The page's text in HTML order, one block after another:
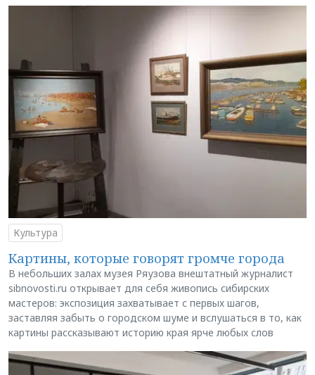
Культура
Картины, которые говорят громче города
В небольших залах музея Ряузова внештатный журналист
sibnovosti.ru открывает для себя живопись сибирских
мастеров: экспозиция захватывает с первых шагов,
заставляя забыть о городском шуме и вслушаться в то, как
картины рассказывают историю края ярче любых слов